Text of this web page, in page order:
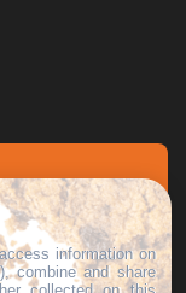
information on
combine and share
collected on this